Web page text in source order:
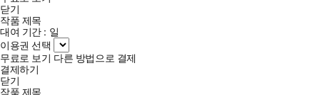
닫기
작품 제목
대여 기간 : 일
이용권 선택
무료로 보기 다른 방법으로 결제
결제하기
닫기
작품 제목